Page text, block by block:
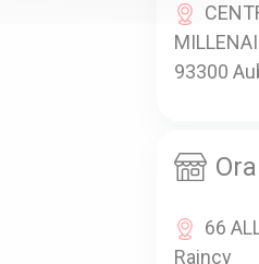
93300
66
Raincy